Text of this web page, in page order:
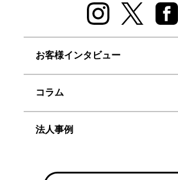
お客様インタビュー
コラム
法人事例